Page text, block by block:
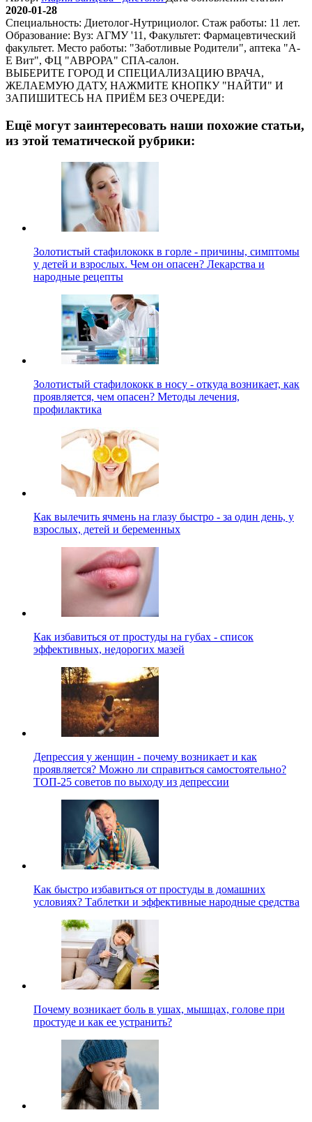
2020-01-28
Специальность: Диетолог-Нутрициолог. Стаж работы: 11 лет.
Образование: Вуз: АГМУ '11, Факультет: Фармацевтический
факультет. Место работы: "Заботливые Родители", аптека "А-
Е Вит", ФЦ "АВРОРА" СПА-салон.
ВЫБЕРИТЕ ГОРОД И СПЕЦИАЛИЗАЦИЮ ВРАЧА,
ЖЕЛАЕМУЮ ДАТУ, НАЖМИТЕ КНОПКУ "НАЙТИ" И
ЗАПИШИТЕСЬ НА ПРИЁМ БЕЗ ОЧЕРЕДИ:
Ещё могут заинтересовать наши похожие статьи,
из этой тематической рубрики:
Золотистый стафилококк в горле - причины, симптомы
у детей и взрослых. Чем он опасен? Лекарства и
народные рецепты
Золотистый стафилококк в носу - откуда возникает, как
проявляется, чем опасен? Методы лечения,
профилактика
Как вылечить ячмень на глазу быстро - за один день, у
взрослых, детей и беременных
Как избавиться от простуды на губах - список
эффективных, недорогих мазей
Депрессия у женщин - почему возникает и как
проявляется? Можно ли справиться самостоятельно?
ТОП-25 советов по выходу из депрессии
Как быстро избавиться от простуды в домашних
условиях? Таблетки и эффективные народные средства
Почему возникает боль в ушах, мышцах, голове при
простуде и как ее устранить?